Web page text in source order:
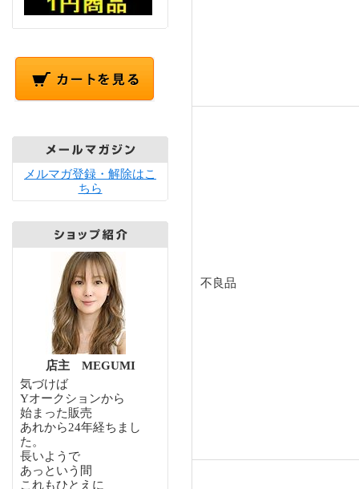
メルマガ登録・解除はこ
ちら
店主 MEGUMI
気づけば
Yオークションから
始まった販売
あれから24年経ちまし
た。
長いようで
あっという間
これもひとえに
不良品